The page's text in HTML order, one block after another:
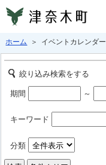
ホーム ＞ イベントカレンダー
絞り込み検索をする
期間 ～
キーワード
分類